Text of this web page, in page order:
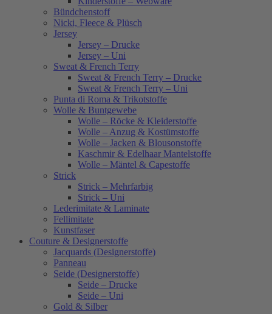
Bündchenstoff
Nicki, Fleece & Plüsch
Jersey
Jersey – Drucke
Jersey – Uni
Sweat & French Terry
Sweat & French Terry – Drucke
Sweat & French Terry – Uni
Punta di Roma & Trikotstoffe
Wolle & Buntgewebe
Wolle – Röcke & Kleiderstoffe
Wolle – Anzug & Kostümstoffe
Wolle – Jacken & Blousonstoffe
Kaschmir & Edelhaar Mantelstoffe
Wolle – Mäntel & Capestoffe
Strick
Strick – Mehrfarbig
Strick – Uni
Lederimitate & Laminate
Fellimitate
Kunstfaser
Couture & Designerstoffe
Jacquards (Designerstoffe)
Panneau
Seide (Designerstoffe)
Seide – Drucke
Seide – Uni
Gold & Silber